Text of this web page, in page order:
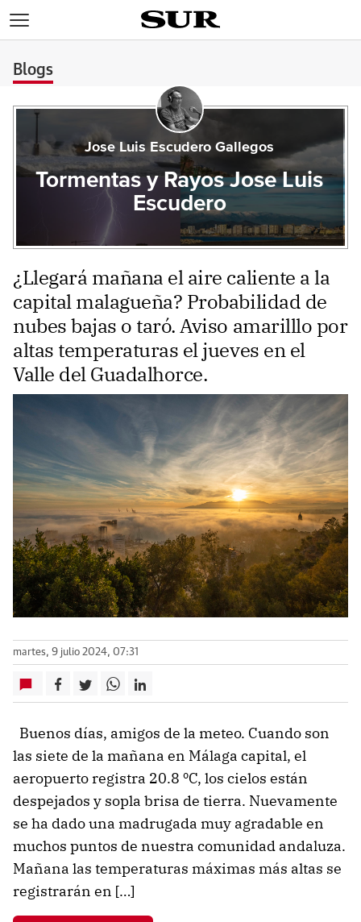
Blogs
Jose Luis Escudero Gallegos
Tormentas y Rayos Jose Luis
Escudero
¿Llegará mañana el aire caliente a la
capital malagueña? Probabilidad de
nubes bajas o taró. Aviso amarilllo por
altas temperaturas el jueves en el
Valle del Guadalhorce.
martes, 9 julio 2024, 07:31
Buenos días, amigos de la meteo. Cuando son
las siete de la mañana en Málaga capital, el
aeropuerto registra 20.8 ºC, los cielos están
despejados y sopla brisa de tierra. Nuevamente
se ha dado una madrugada muy agradable en
muchos puntos de nuestra comunidad andaluza.
Mañana las temperaturas máximas más altas se
registrarán en […]